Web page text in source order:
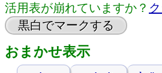
活用表が崩れていますか？
黒白でマークする
おまかせ表示